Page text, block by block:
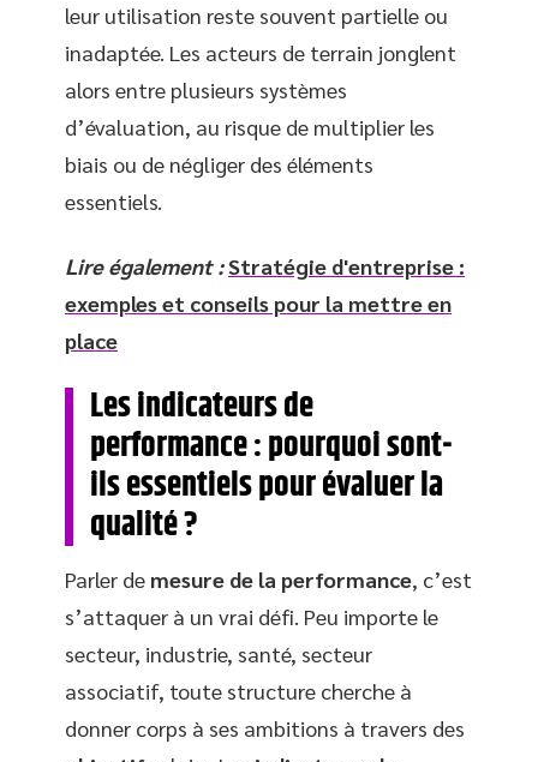
leur utilisation reste souvent partielle ou
inadaptée. Les acteurs de terrain jonglent
alors entre plusieurs systèmes
d’évaluation, au risque de multiplier les
biais ou de négliger des éléments
essentiels.
Lire également : Stratégie d'entreprise :
exemples et conseils pour la mettre en
place
Les indicateurs de
performance : pourquoi sont-
ils essentiels pour évaluer la
qualité ?
Parler de mesure de la performance, c’est
s’attaquer à un vrai défi. Peu importe le
secteur, industrie, santé, secteur
associatif, toute structure cherche à
donner corps à ses ambitions à travers des